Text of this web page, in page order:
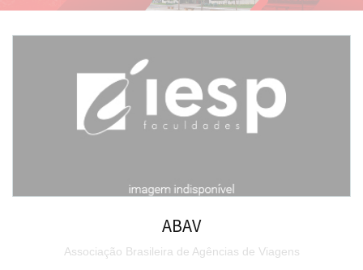
ABAV
Associação Brasileira de Agências de Viagens